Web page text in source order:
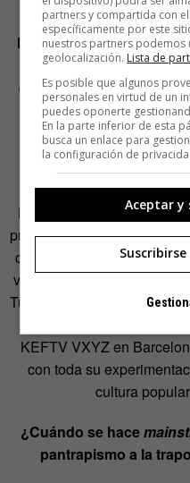
Dices que a partir de
ahora estamos en la
escribes: «El postrap
algo nuevo, sino
entonces.
Hay mucha discusión al
primer libro sobre la
de los que habla, te das
ver con el trap en el
Tune,
… Ese tipo de
KEFTV VXYZ en
con toda su
cultura
¿Cuándo se hace
pantrapismo a la
partners y compartida con
específicamente por este
nuestros partners podemos
geolocalización. Lista de
Es posible que algunos
personales en virtud de un
puedes oponerte
En la parte inferior de esta
busca un enlace para
la configuración de
Aceptar y